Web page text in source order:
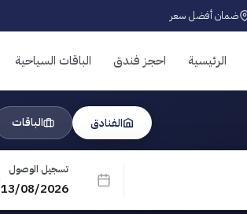
ضمان أفضل سعر
الرئيسية احجز فندق الباقات السياحية
الفنادق الباقات
تسجيل الوصول
13/08/2026